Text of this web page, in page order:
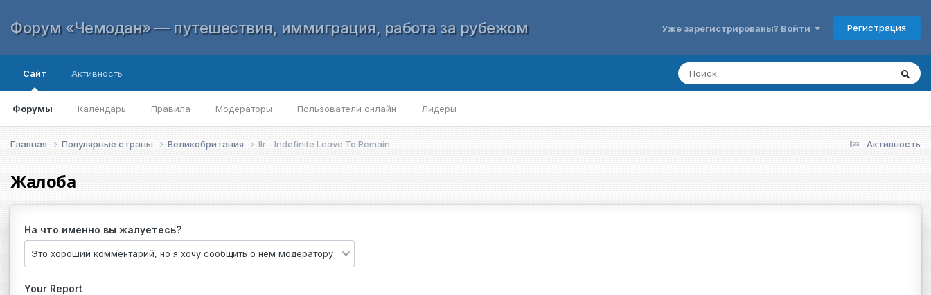
Форум «Чемодан» — путешествия, иммиграция, работа за рубежом Уже зарегистрированы? Войти Регистрация
Сайт
Форумы Календарь Правила Модераторы Пользователи онлайн Лидеры
Активность
Активность
Главная Популярные страны Великобритания Ilr - Indefinite Leave To Remain
Жалоба
На что именно вы жалуетесь?
Your Report